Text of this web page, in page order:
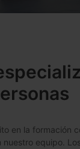
en la formación
nuestro equipo.